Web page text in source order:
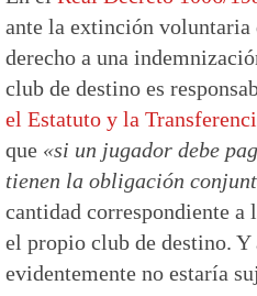
ante la extinción voluntaria
derecho a una
club de destino es
el Estatuto y la
que «si un jugador debe
tienen la obligación
cantidad correspondiente a
el propio club de destino. Y
evidentemente no estaría